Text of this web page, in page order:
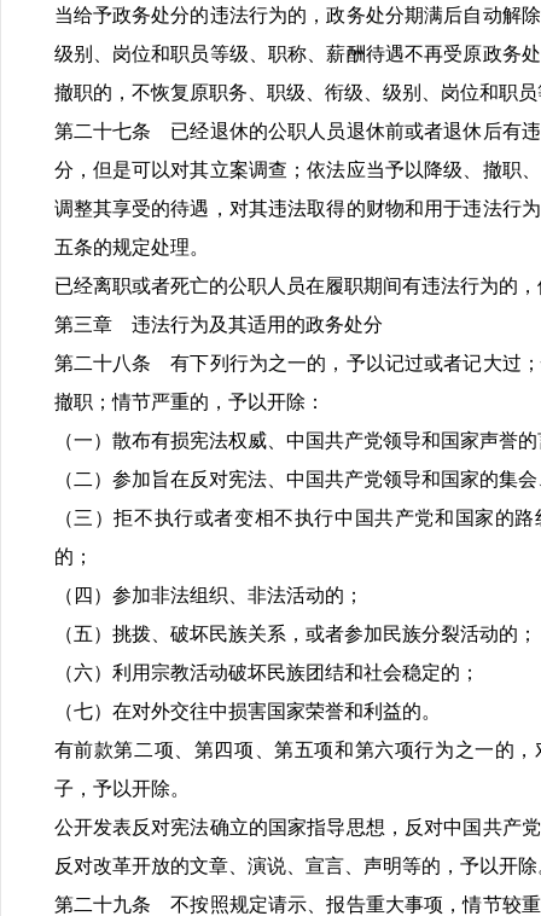
当给予政务处分的违法行为的，政务处分期满后自动解
级别、岗位和职员等级、职称、薪酬待遇不再受原政务
撤职的，不恢复原职务、职级、衔级、级别、岗位和职
第二十七条 已经退休的公职人员退休前或者退休后有
分，但是可以对其立案调查；依法应当予以降级、撤职
调整其享受的待遇，对其违法取得的财物和用于违法行
五条的规定处理。
已经离职或者死亡的公职人员在履职期间有违法行为的
第三章 违法行为及其适用的政务处分
第二十八条 有下列行为之一的，予以记过或者记大过
撤职；情节严重的，予以开除：
（一）散布有损宪法权威、中国共产党领导和国家声誉
（二）参加旨在反对宪法、中国共产党领导和国家的集
（三）拒不执行或者变相不执行中国共产党和国家的
的；
（四）参加非法组织、非法活动的；
（五）挑拨、破坏民族关系，或者参加民族分裂活动的；
（六）利用宗教活动破坏民族团结和社会稳定的；
（七）在对外交往中损害国家荣誉和利益的。
有前款第二项、第四项、第五项和第六项行为之一的
子，予以开除。
公开发表反对宪法确立的国家指导思想，反对中国共产
反对改革开放的文章、演说、宣言、声明等的，予以开除
第二十九条 不按照规定请示、报告重大事项，情节较